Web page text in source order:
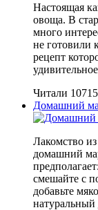
Настоящая
овоща. В
много
не готовили
рецепт
Читали
Домашний
Лакомство
домашний
смешайте с
добавьте
натуральный